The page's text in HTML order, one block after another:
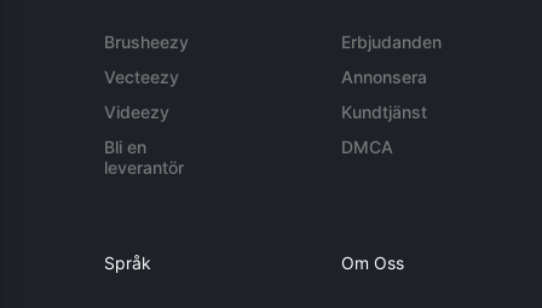
Brusheezy
Vecteezy
Videezy
Bli en
leverantör
Erbjudanden
Annonsera
Kundtjänst
DMCA
Språk Om Oss